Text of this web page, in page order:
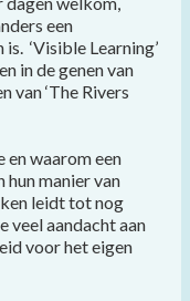
een
‘Visible Learning’
in de genen van
van ‘The Rivers
en waarom een
hun manier van
leidt tot nog
veel aandacht aan
voor het eigen